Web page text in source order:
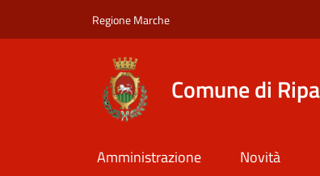
Regione Marche
Comune di
Amministrazione Novità